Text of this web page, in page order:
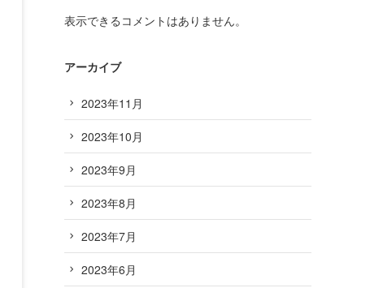
表示できるコメントはありません。
アーカイブ
2023年11月
2023年10月
2023年9月
2023年8月
2023年7月
2023年6月